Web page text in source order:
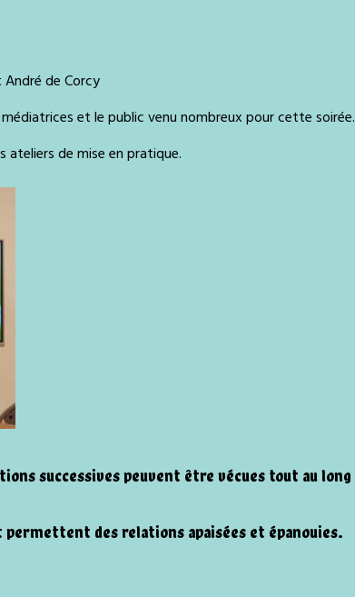
André de Corcy
et le public venu nombreux pour cette soirée.
de mise en pratique.
successives peuvent être vécues tout au long
permettent des relations apaisées et épanouies.